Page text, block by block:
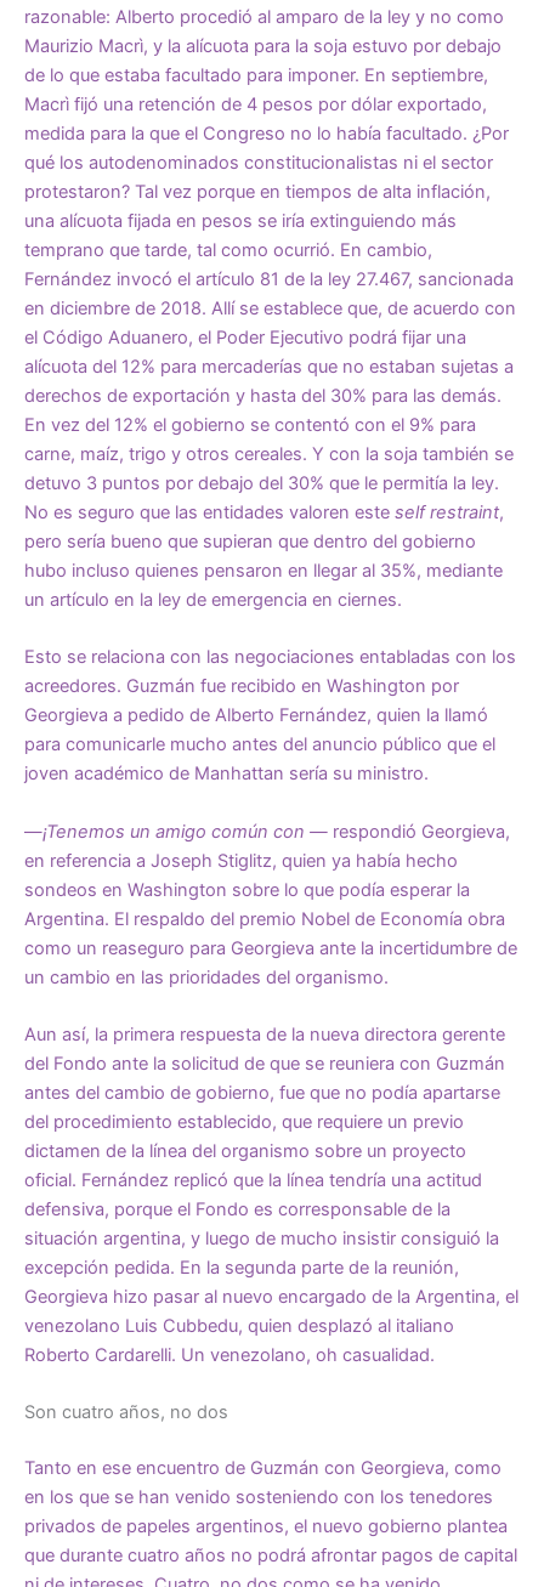
razonable: Alberto procedió al amparo de la ley y no como
Maurizio Macrì, y la alícuota para la soja estuvo por debajo
de lo que estaba facultado para imponer. En septiembre,
Macrì fijó una retención de 4 pesos por dólar exportado,
medida para la que el Congreso no lo había facultado. ¿Por
qué los autodenominados constitucionalistas ni el sector
protestaron? Tal vez porque en tiempos de alta inflación,
una alícuota fijada en pesos se iría extinguiendo más
temprano que tarde, tal como ocurrió. En cambio,
Fernández invocó el artículo 81 de la ley 27.467, sancionada
en diciembre de 2018. Allí se establece que, de acuerdo con
el Código Aduanero, el Poder Ejecutivo podrá fijar una
alícuota del 12% para mercaderías que no estaban sujetas a
derechos de exportación y hasta del 30% para las demás.
En vez del 12% el gobierno se contentó con el 9% para
carne, maíz, trigo y otros cereales. Y con la soja también se
detuvo 3 puntos por debajo del 30% que le permitía la ley.
No es seguro que las entidades valoren este self restraint,
pero sería bueno que supieran que dentro del gobierno
hubo incluso quienes pensaron en llegar al 35%, mediante
un artículo en la ley de emergencia en ciernes.
Esto se relaciona con las negociaciones entabladas con los
acreedores. Guzmán fue recibido en Washington por
Georgieva a pedido de Alberto Fernández, quien la llamó
para comunicarle mucho antes del anuncio público que el
joven académico de Manhattan sería su ministro.
—¡Tenemos un amigo común con — respondió Georgieva,
en referencia a Joseph Stiglitz, quien ya había hecho
sondeos en Washington sobre lo que podía esperar la
Argentina. El respaldo del premio Nobel de Economía obra
como un reaseguro para Georgieva ante la incertidumbre de
un cambio en las prioridades del organismo.
Aun así, la primera respuesta de la nueva directora gerente
del Fondo ante la solicitud de que se reuniera con Guzmán
antes del cambio de gobierno, fue que no podía apartarse
del procedimiento establecido, que requiere un previo
dictamen de la línea del organismo sobre un proyecto
oficial. Fernández replicó que la línea tendría una actitud
defensiva, porque el Fondo es corresponsable de la
situación argentina, y luego de mucho insistir consiguió la
excepción pedida. En la segunda parte de la reunión,
Georgieva hizo pasar al nuevo encargado de la Argentina, el
venezolano Luis Cubbedu, quien desplazó al italiano
Roberto Cardarelli. Un venezolano, oh casualidad.
Son cuatro años, no dos
Tanto en ese encuentro de Guzmán con Georgieva, como
en los que se han venido sosteniendo con los tenedores
privados de papeles argentinos, el nuevo gobierno plantea
que durante cuatro años no podrá afrontar pagos de capital